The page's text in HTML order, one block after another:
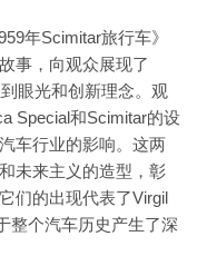
年Scimitar旅行车》
事，向观众展现了
眼光和创新理念。观
Special和Scimitar的设
车行业的影响。这两
未来主义的造型，彰
们的出现代表了Virgil
整个汽车历史产生了深